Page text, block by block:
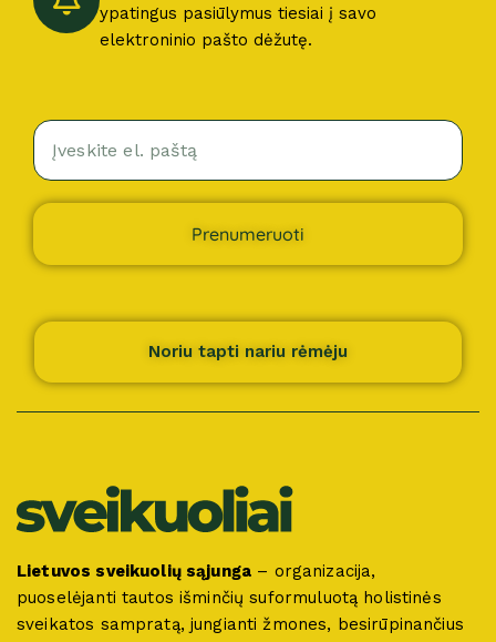
ypatingus pasiūlymus tiesiai į savo
elektroninio pašto dėžutę.
Prenumeruoti
Noriu tapti nariu rėmėju
Lietuvos sveikuolių sąjunga – organizacija,
puoselėjanti tautos išminčių suformuluotą holistinės
sveikatos sampratą, jungianti žmones, besirūpinančius